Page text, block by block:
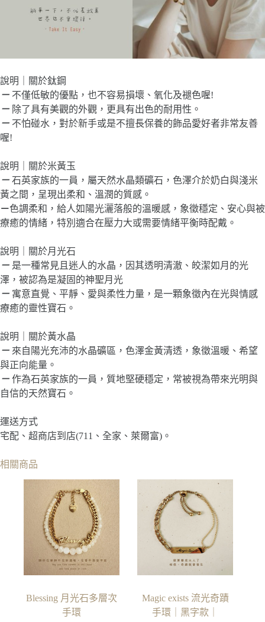
說明｜關於鈦鋼
－ 不僅低敏的優點，也不容易損壞、氧化及褪色喔!
－ 除了具有美觀的外觀，更具有出色的耐用性。
－ 不怕碰水，對於新手或是不擅長保養的飾品愛好者非常友善
喔!
說明｜關於米黃玉
－ 石英家族的一員，屬天然水晶類礦石，色澤介於奶白與淺米
黃之間，呈現出柔和、溫潤的質感。
－色調柔和，給人如陽光灑落般的溫暖感，象徵穩定、安心與被
療癒的情緒，特別適合在壓力大或需要情緒平衡時配戴。
說明｜關於月光石
－ 是一種常見且迷人的水晶，因其透明清澈、皎潔如月的光
澤，被認為是凝固的神聖月光
－ 寓意直覺、平靜、愛與柔性力量，是一顆象徵內在光與情感
療癒的靈性寶石。
說明｜關於黃水晶
－ 來自陽光充沛的水晶礦區，色澤金黃清透，象徵溫暖、希望
與正向能量。
－ 作為石英家族的一員，質地堅硬穩定，常被視為帶來光明與
自信的天然寶石。
運送方式
宅配、超商店到店(711、全家、萊爾富)。
相關商品
Blessing 月光石多層次
手環
Magic exists 流光奇蹟
手環｜黑字款｜